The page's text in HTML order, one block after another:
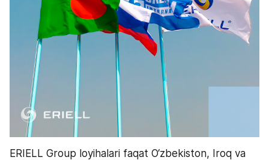
ERIELL Group loyihalari faqat O‘zbekiston, Iroq va